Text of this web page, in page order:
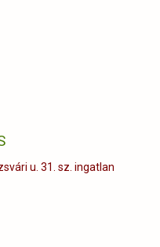
u. 31. sz. ingatlan